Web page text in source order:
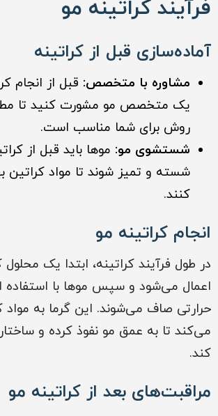
فرآیند کراتینه مو
آماده‌سازی قبل از کراتینه
مشاوره با متخصص: قبل از انجام
یک متخصص مو مشورت کنید تا
روش برای شما مناسب است.
شستشوی مو: موها باید قبل از
شسته و تمیز شوند تا مواد کراتین
کنند.
انجام کراتینه مو
در طول فرآیند کراتینه، ابتدا یک محلول
اعمال می‌شود و سپس موها با استفاده
حرارتی صاف می‌شوند. این گرما به
می‌کند تا به عمق مو نفوذ کرده و
کند.
مراقبت‌های بعد از کراتینه مو